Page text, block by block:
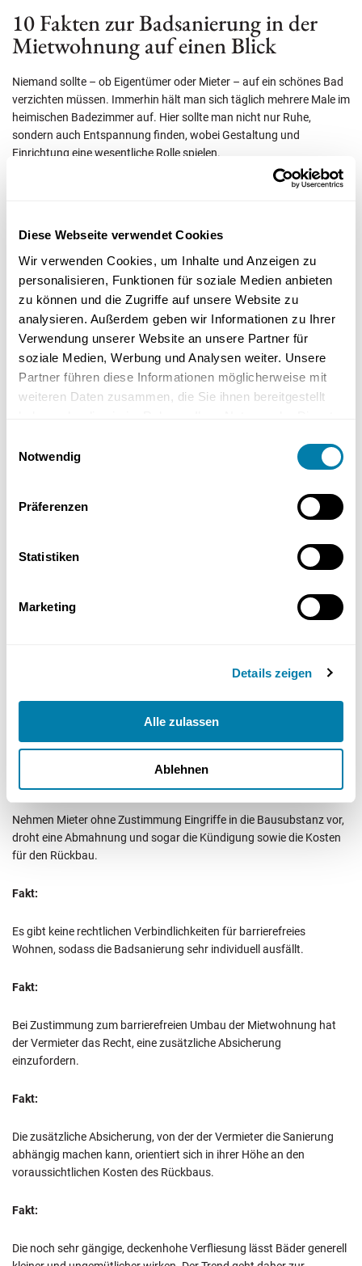
Diese Webseite verwendet Cookies
Wir verwenden Cookies, um Inhalte und Anzeigen zu
personalisieren, Funktionen für soziale Medien anbieten
zu können und die Zugriffe auf unsere Website zu
analysieren. Außerdem geben wir Informationen zu Ihrer
Verwendung unserer Website an unsere Partner für
soziale Medien, Werbung und Analysen weiter. Unsere
Partner führen diese Informationen möglicherweise mit
weiteren Daten zusammen, die Sie ihnen bereitgestellt
Notwendig
Präferenzen
Statistiken
Marketing
Details zeigen
Alle zulassen
Ablehnen
10 Fakten zur Badsanierung in der
Mietwohnung auf einen Blick
Niemand sollte – ob Eigentümer oder Mieter – auf ein schönes Bad
verzichten müssen. Immerhin hält man sich täglich mehrere Male im
heimischen Badezimmer auf. Hier sollte man nicht nur Ruhe,
sondern auch Entspannung finden, wobei Gestaltung und
Einrichtung eine wesentliche Rolle spielen.
Schon aus diesem Grund sollten Sie sich diese zehn interessanten
Fakt:
Der Vermieter ist in jedem Fall dazu verpflichtet, die Räumlichkeiten
und damit das Bad in einem bewohnbaren Zustand zu erhalten.
Funktionalität geht jedoch vor Optik.
Fakt:
Inwieweit eine Erneuerung nötig ist, hängt stets vom konkreten
Einzelfall und anderen Faktoren (z. B. den Nutzungsgewohnheiten)
Mit der Mitteilung über Mängel oder andere Beanstandungen hat
Erfolgt keine Modernisierung oder Badsanierung, kann der Mieter
eine Mietminderung erwirken und seinen Anspruch auf Erneuerung
Verzicht auf die Rückbauverpflichtung vom Vermieter bescheinigen
lassen.
Nehmen Mieter ohne Zustimmung Eingriffe in die Bausubstanz vor,
droht eine Abmahnung und sogar die Kündigung sowie die Kosten
für den Rückbau.
Fakt:
Es gibt keine rechtlichen Verbindlichkeiten für barrierefreies
Wohnen, sodass die Badsanierung sehr individuell ausfällt.
Fakt:
Bei Zustimmung zum barrierefreien Umbau der Mietwohnung hat
der Vermieter das Recht, eine zusätzliche Absicherung
einzufordern.
Fakt:
Die zusätzliche Absicherung, von der der Vermieter die Sanierung
abhängig machen kann, orientiert sich in ihrer Höhe an den
voraussichtlichen Kosten des Rückbaus.
Fakt:
Die noch sehr gängige, deckenhohe Verfliesung lässt Bäder generell